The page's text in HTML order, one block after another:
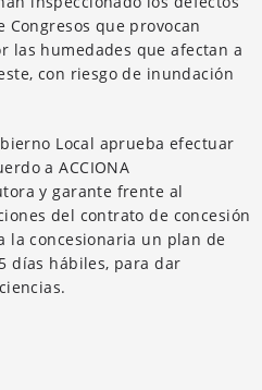
que provocan
las humedades que afectan a
con riesgo de inundación
Local aprueba efectuar
a ACCIONA
y garante frente al
del contrato de concesión
la concesionaria un plan de
días hábiles, para dar